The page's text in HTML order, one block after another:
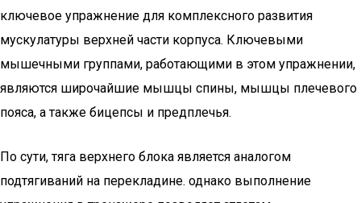
ключевое упражнение для комплексного развития
мускулатуры верхней части корпуса. Ключевыми
мышечными группами, работающими в этом упражнении,
являются широчайшие мышцы спины, мышцы плечевого
пояса, а также бицепсы и предплечья.
По сути, тяга верхнего блока является аналогом
подтягиваний на перекладине. однако выполнение